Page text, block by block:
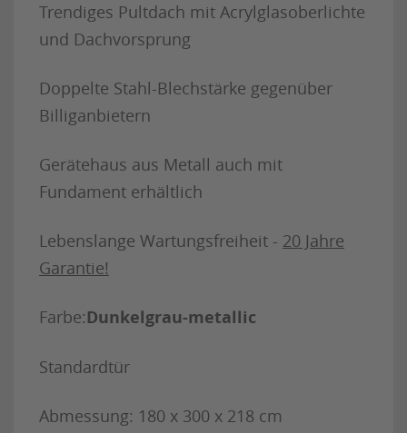
Trendiges Pultdach mit Acrylglasoberlichte
und Dachvorsprung
Doppelte Stahl-Blechstärke gegenüber
Billiganbietern
Gerätehaus aus Metall auch mit
Fundament erhältlich
Lebenslange Wartungsfreiheit - 20 Jahre
Garantie!
Farbe:Dunkelgrau-metallic
Standardtür
Abmessung: 180 x 300 x 218 cm